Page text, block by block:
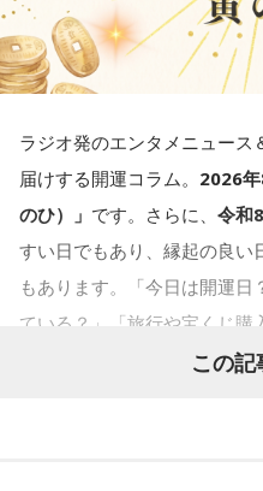
深めるもの。意見を伝える
てみては。
上手な出し方を気にしたあ
しっかり持っているので、我
どう言えば角が立たないか
ことも。完璧を意識しすぎ
す。
「8」が並ぶことから縁起の
いますが、暦の上では
寅の日
また、六曜は先勝 で、一般的
に過ごすのが良いという考え
■寅の日とは？
寅の日とは、12日に一度巡っ
ラジオ発のエンタメニュース
届けする開運コラム。 2026
のひ）」 です。さらに、 令和
すい日でもあり、縁起の良い
もあります。「今日は開運
ている？」「旅行や宝くじ購
当？」など、気になっている
この